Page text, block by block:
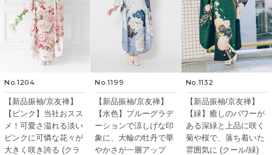
No.1204
【新品振袖/京友禅】
【ピンク】当社おスス
メ！可愛さ溢れる淡い
ピンクに可憐な花々が
大きく咲き誇る (クラ
No.1199
【新品振袖/京友禅】
【水色】ブルーグラデ
ーションで涼しげな印
象に、大輪の牡丹で華
やかさが一層アップ
No.1132
【新品振袖/京友禅】
【緑】癒しのパワーが
ある深緑と上品に咲く
菊や桜で、落ち着いた
雰囲気に (クール/緑)